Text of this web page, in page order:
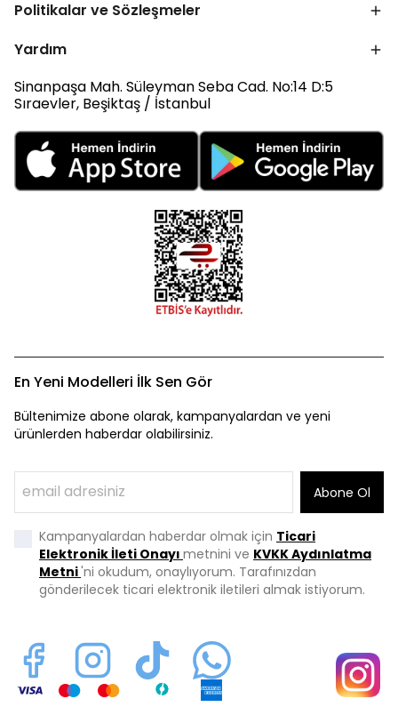
Politikalar ve Sözleşmeler
Yardım
Sinanpaşa Mah. Süleyman Seba Cad. No:14 D:5
Sıraevler, Beşiktaş / İstanbul
En Yeni Modelleri İlk Sen Gör
Bültenimize abone olarak, kampanyalardan ve yeni
ürünlerden haberdar olabilirsiniz.
Abone Ol
Kampanyalardan haberdar olmak için Ticari
Elektronik İleti Onayı metnini ve KVKK Aydınlatma
Metni'ni okudum, onaylıyorum. Tarafınızdan
gönderilecek ticari elektronik iletileri almak istiyorum.